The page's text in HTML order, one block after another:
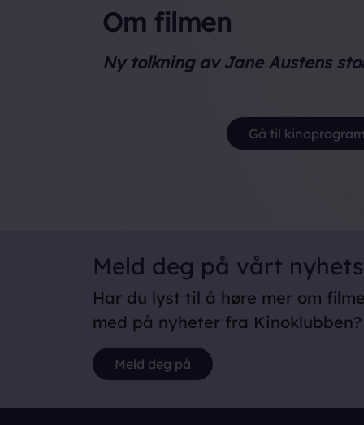
Om filmen
Ny tolkning av Jane Austens
Gå til kinoprogram
Meld deg på vårt
Har du lyst til å høre mer om
med på nyheter fra Kinoklubben?
Meld deg på